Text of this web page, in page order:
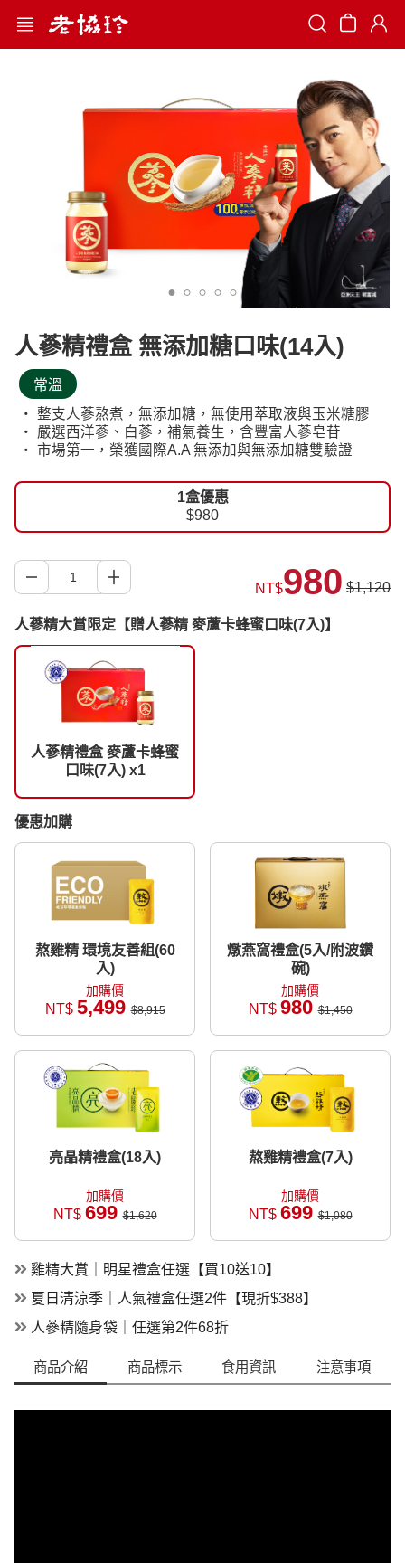
Search
人蔘精禮盒 無添加糖口味(14入)
常溫
‧ 整支人蔘熬煮，無添加糖，無使用萃取液與玉米糖膠
‧ 嚴選西洋蔘、白蔘，補氣養生，含豐富人蔘皂苷
‧ 市場第一，榮獲國際A.A 無添加與無添加糖雙驗證
1盒優惠
$980
NT$980 $1,120
人蔘精大賞限定【贈人蔘精 麥蘆卡蜂蜜口味(7入)】
人蔘精禮盒 麥蘆卡蜂蜜
口味(7入) x1
優惠加購
熬雞精 環境友善組(60
入)
加購價
NT$ 5,499$8,915
燉燕窩禮盒(5入/附波鑽
碗)
加購價
NT$ 980$1,450
亮晶精禮盒(18入)
加購價
NT$ 699$1,620
熬雞精禮盒(7入)
加購價
NT$ 699$1,080
雞精大賞｜明星禮盒任選【買10送10】
夏日清涼季｜人氣禮盒任選2件【現折$388】
人蔘精隨身袋｜任選第2件68折
商品介紹 商品標示 食用資訊 注意事項